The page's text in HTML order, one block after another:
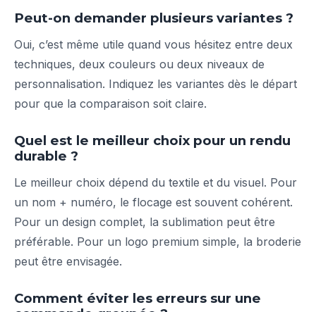
Peut-on demander plusieurs variantes ?
Oui, c’est même utile quand vous hésitez entre deux
techniques, deux couleurs ou deux niveaux de
personnalisation. Indiquez les variantes dès le départ
pour que la comparaison soit claire.
Quel est le meilleur choix pour un rendu
durable ?
Le meilleur choix dépend du textile et du visuel. Pour
un nom + numéro, le flocage est souvent cohérent.
Pour un design complet, la sublimation peut être
préférable. Pour un logo premium simple, la broderie
peut être envisagée.
Comment éviter les erreurs sur une